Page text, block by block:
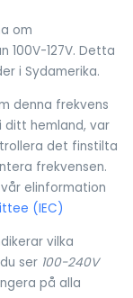
om
127V. Detta
i Sydamerika.
denna frekvens
ditt hemland, var
det finstilta
frekvensen.
elinformation
(IEC)
vilka
ser 100-240V
på alla